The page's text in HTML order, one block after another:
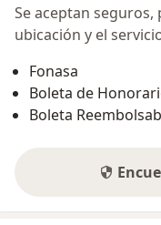
Se aceptan
ubicación y el
Fonasa
Boleta de
Boleta